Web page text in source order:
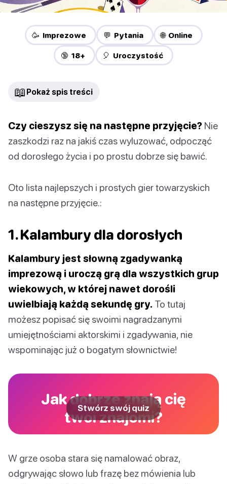
🥳 Imprezowe 💬 Pytania 🌐 Online
🔞 18+ 🎈 Uroczystość
📖 Pokaż spis treści
Czy cieszysz się na następne przyjęcie? Nie
zaszkodzi raz na jakiś czas wyluzować, odpocząć
od dorosłego życia i po prostu dobrze się bawić.
Oto lista najlepszych i prostych gier towarzyskich
na następne przyjęcie.:
1. Kalambury dla dorosłych
Kalambury jest słowną zgadywanką
imprezową i uroczą grą dla wszystkich grup
wiekowych, w której nawet dorośli
uwielbiają każdą sekundę gry. To tutaj
możesz popisać się swoimi nagradzanymi
umiejętnościami aktorskimi i zgadywania, nie
wspominając już o bogatym słownictwie!
Jak dobrze znają cię
twoi znajomi?
Stwórz swój quiz
W grze osoba stara się namalować obraz,
odgrywając słowo lub frazę bez mówienia lub